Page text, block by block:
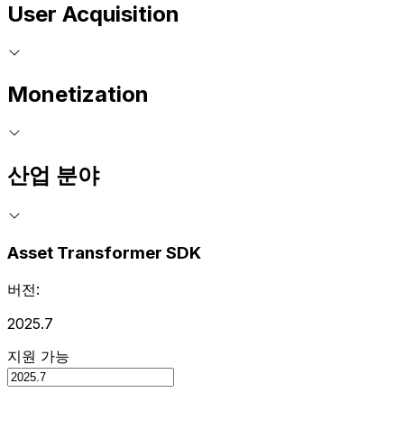
User Acquisition
Monetization
산업 분야
Asset Transformer SDK
버전:
2025.7
지원 가능